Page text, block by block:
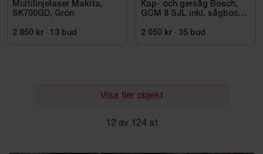
Multilinjelaser Makita,
SK700GD, Grön
2 850 kr · 13 bud
Kap- och gersåg Bosch,
GCM 8 SJL inkl. sågbock
2 050 kr · 35 bud
Visa fler objekt
12 av 124 st